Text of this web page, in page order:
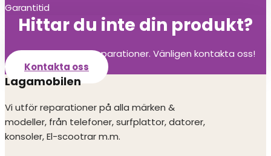
Garantitid
Hittar du inte din produkt?
Vi utför alla olika reparationer. Vänligen kontakta oss!
Kontakta oss
Lagamobilen
Vi utför reparationer på alla märken &
modeller, från telefoner, surfplattor, datorer,
konsoler, El-scootrar m.m.